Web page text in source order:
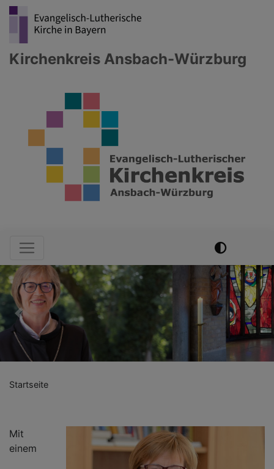
Direkt
Inhalt
Kirchenkreis Ansbach-Würzburg
Hauptnavigation
Previous Next
Startseite
Mit
einem